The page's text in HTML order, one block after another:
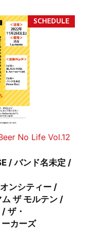
No Life Vol.12
/ バンド名未定 /
ンシティー /
ザ モルテン /
ザ・
カーズ